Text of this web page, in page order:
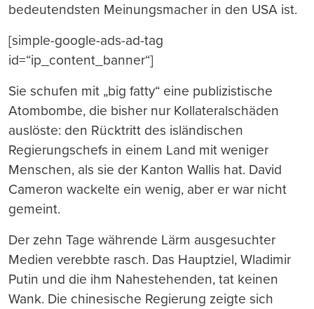
bedeutendsten Meinungsmacher in den USA ist.
[simple-google-ads-ad-tag
id=“ip_content_banner“]
Sie schufen mit „big fatty“ eine publizistische
Atombombe, die bisher nur Kollateralschäden
auslöste: den Rücktritt des isländischen
Regierungschefs in einem Land mit weniger
Menschen, als sie der Kanton Wallis hat. David
Cameron wackelte ein wenig, aber er war nicht
gemeint.
Der zehn Tage währende Lärm ausgesuchter
Medien verebbte rasch. Das Hauptziel, Wladimir
Putin und die ihm Nahestehenden, tat keinen
Wank. Die chinesische Regierung zeigte sich